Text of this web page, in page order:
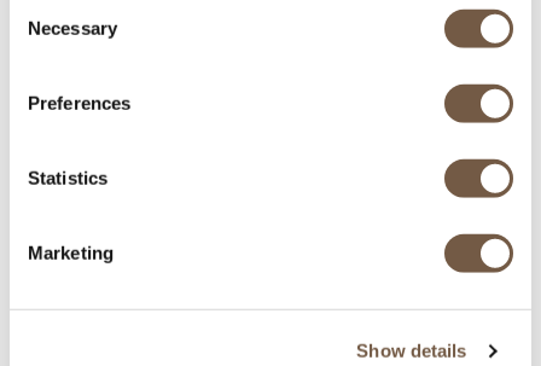
Selection
Necessary
Preferences
Statistics
Marketing
Show details